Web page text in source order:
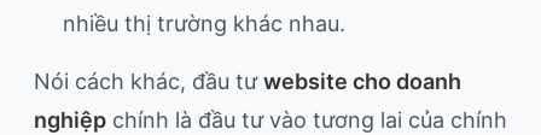
nhiều thị trường khác nhau.
Nói cách khác, đầu tưwebsite cho doanh
nghiệp chính là đầu tư vào tương lai của chính